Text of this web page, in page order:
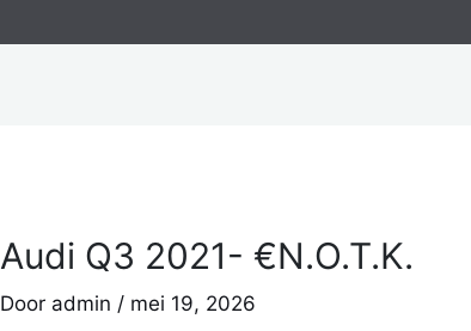
Audi Q3 2021- €N.O.T.K.
Door admin / mei 19, 2026